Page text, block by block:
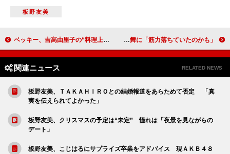
板野友美
ベッキー、吉高由里子の“料理上手”を明かす 「おいしくて、衝撃を受けました」 浅田真央、新ＣＭで京舞に挑戦 足震える舞に「筋力落ちていたのかも」
関連ニュース RELATED NEWS
板野友美、ＴＡＫＡＨＩＲＯとの結婚報道をあらためて否定 「真
実を伝えられてよかった」
板野友美、クリスマスの予定は“未定” 憧れは「夜景を見ながらの
デート」
板野友美、こじはるにサプライズ卒業をアドバイス 現ＡＫＢ４８